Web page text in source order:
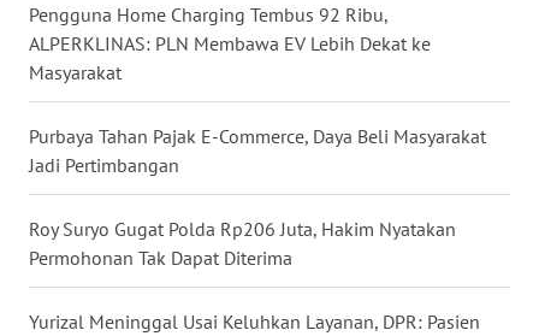
Pengguna Home Charging Tembus 92 Ribu,
ALPERKLINAS: PLN Membawa EV Lebih Dekat ke
Masyarakat
Purbaya Tahan Pajak E-Commerce, Daya Beli Masyarakat
Jadi Pertimbangan
Roy Suryo Gugat Polda Rp206 Juta, Hakim Nyatakan
Permohonan Tak Dapat Diterima
Yurizal Meninggal Usai Keluhkan Layanan, DPR: Pasien
NUSANTARA
WN
WN
JATIM
WN
BALI